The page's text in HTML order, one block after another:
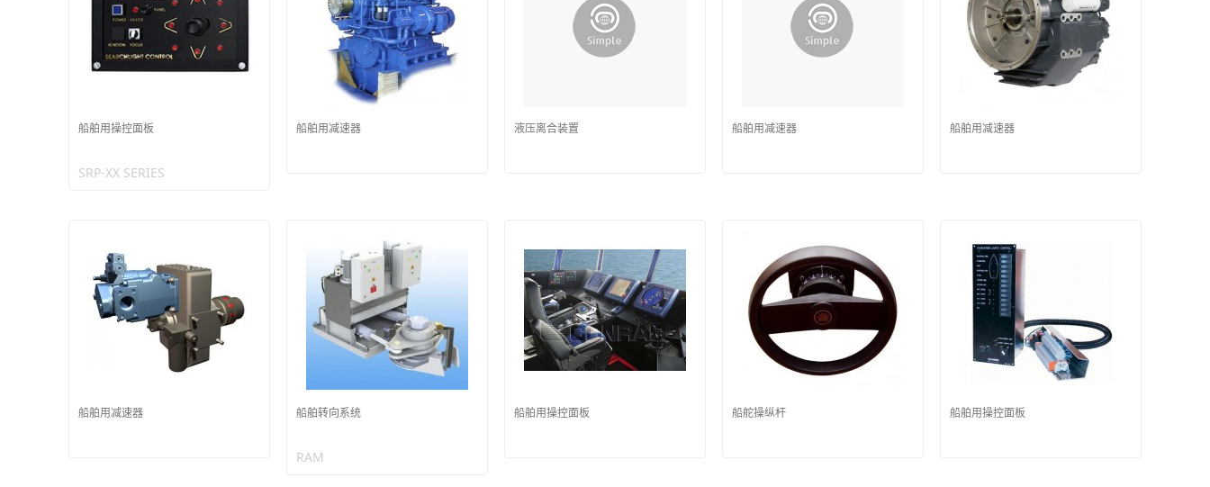
船舶用操控面板
SRP-XX SERIES
船舶用减速器 液压离合装置 船舶用减速器 船舶用减速器
船舶用减速器 船舶转向系统
RAM
船舶用操控面板 船舵操纵杆 船舶用操控面板